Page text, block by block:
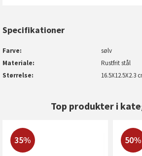
Specifikationer
Farve
sølv
Materiale
Rustfrit stål
Størrelse
16.5X12.5X2.3
Top produkter i
35% 50%